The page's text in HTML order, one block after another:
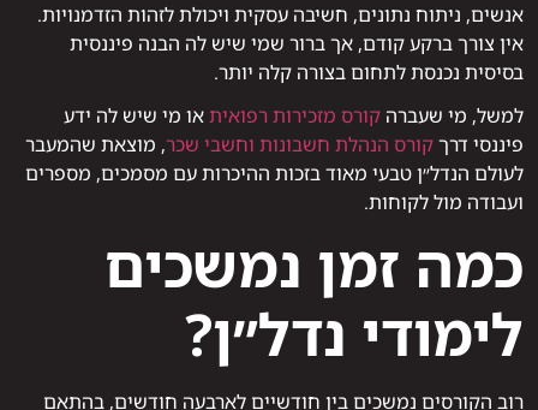
אנשים, ניתוח נתונים, חשיבה עסקית ויכולת לזהות הזדמנויות.
אין צורך ברקע קודם, אך ברור שמי שיש לה הבנה פיננסית
בסיסית נכנסת לתחום בצורה קלה יותר.
למשל, מי שעברה קורס מזכירות רפואיתאו מי שיש לה ידע
פיננסי דרךקורס הנהלת חשבונות וחשבי שכר, מוצאת שהמעבר
לעולם הנדל״ן טבעי מאוד בזכות ההיכרות עם מסמכים, מספרים
ועבודה מול לקוחות.
כמה זמן נמשכים
לימודי נדל״ן?
רוב הקורסים נמשכים בין חודשיים לארבעה חודשים, בהתאם